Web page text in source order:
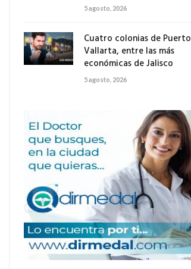
5 agosto, 2026
Cuatro colonias de Puerto
Vallarta, entre las más
económicas de Jalisco
5 agosto, 2026